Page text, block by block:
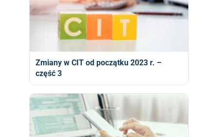
Zmiany w CIT od początku 2023 r. –
część 3